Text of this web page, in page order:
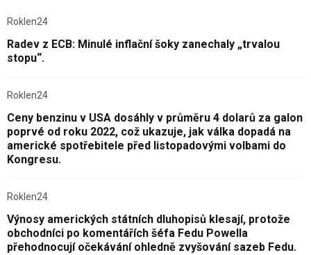
Roklen24
Radev z ECB: Minulé inflační šoky zanechaly „trvalou
stopu“.
Roklen24
Ceny benzinu v USA dosáhly v průměru 4 dolarů za galon
poprvé od roku 2022, což ukazuje, jak válka dopadá na
americké spotřebitele před listopadovými volbami do
Kongresu.
Roklen24
Výnosy amerických státních dluhopisů klesají, protože
obchodníci po komentářích šéfa Fedu Powella
přehodnocují očekávání ohledně zvyšování sazeb Fedu.